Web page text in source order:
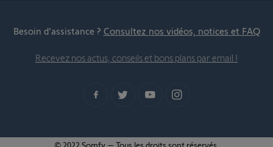
Besoin d’assistance ? Consultez nos vidéos, notices et FAQ
Recevez nos actus, conseils et bons plans par email !
© 2022 Somfy – Tous les droits sont réservés.